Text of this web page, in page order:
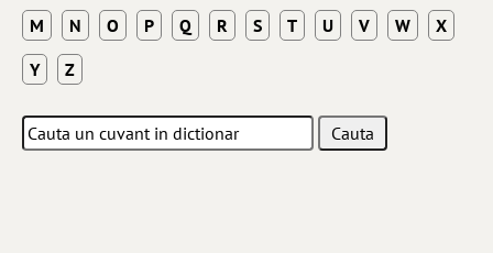
M
N O P Q R S T U V W
X
Y
Z